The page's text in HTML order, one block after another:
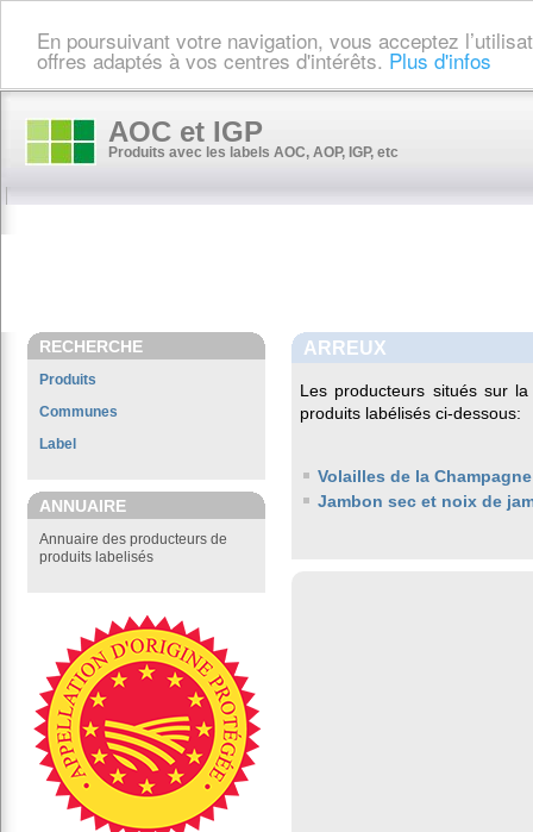
En poursuivant votre navigation, vous acceptez
offres adaptés à vos centres d'intérêts. Plus d'infos
AOC et IGP
Produits avec les labels AOC, AOP, IGP, etc
RECHERCHE
Produits
Communes
Label
ANNUAIRE
Annuaire des producteurs de
produits labelisés
ARREUX
Les producteurs situés sur
produits labélisés ci-dessous:
Volailles de la Champagne
Jambon sec et noix de